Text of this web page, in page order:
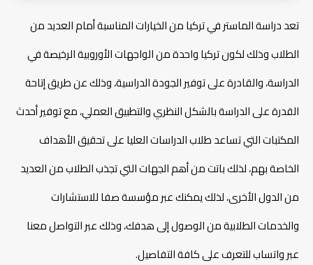
دراسة الماستر في تركيا باللغة التركية
مدة دراسة الماستر في تركيا
تكاليف دراسة الماستر في تركيا في الجامعات الحكومية
العوامل التي تؤثر على تكاليف دراسة الماستر في تركيا
شروط دراسة الماستر في تركيا
المعدل المطلوب لدراسة الماستر في تركيا
الاوراق المطلوبة للتقديم لدراسة الماستر في تركيا
خطوات التقديم لدراسة الماستر في تركيا
فرص العمل بعد دراسة الماستر في تركيا
هل شهادة الماستر من تركيا معترف بها دوليًا؟
أفضل التخصصات المطلوبة في سوق العمل بعد دراسة
الماستر في تركيا
مميزات التقديم عبر مكتب صفا للدراسة في تركيا
تعد دراسة الماستر في تركيا من الخيارات المناسبة أمام العديد من
الطلاب وذلك لكون تركيا واحدة من الواجهات الأوروبية الرخيصة في
الدراسة، والقادرة على توفير الجودة الدراسية، وذلك عن طريق إتاحة
القدرة على الدراسة بالشكل النظري والتطبيق العملي، مع توفير أحدث
المكتبات التي تساعد طلاب الدراسات العليا على تحقيق الأهداف
الخاصة بهم، لذلك باتت من أهم الجهات التي تجذب الطلاب من العديد
من الدول الأخرى، لذلك يمكنك عبر مؤسسة صفا للاستشارات
والخدمات الطلابية من الوصول إلى هدفك، وذلك عبر التواصل معنا
عبر واتساب للتعرف على كافة التفاصيل.